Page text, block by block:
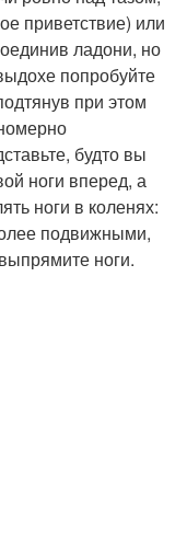
приветствие) или
ладони, но
попробуйте
при этом
будто вы
ноги вперед, а
ноги в коленях:
подвижными,
ноги.